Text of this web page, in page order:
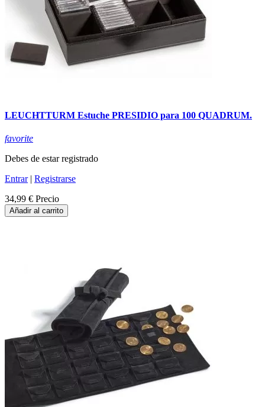
LEUCHTTURM Estuche PRESIDIO para 100 QUADRUM.
favorite
Debes de estar registrado
Entrar| Registrarse
34,99 € Precio
Añadir al carrito